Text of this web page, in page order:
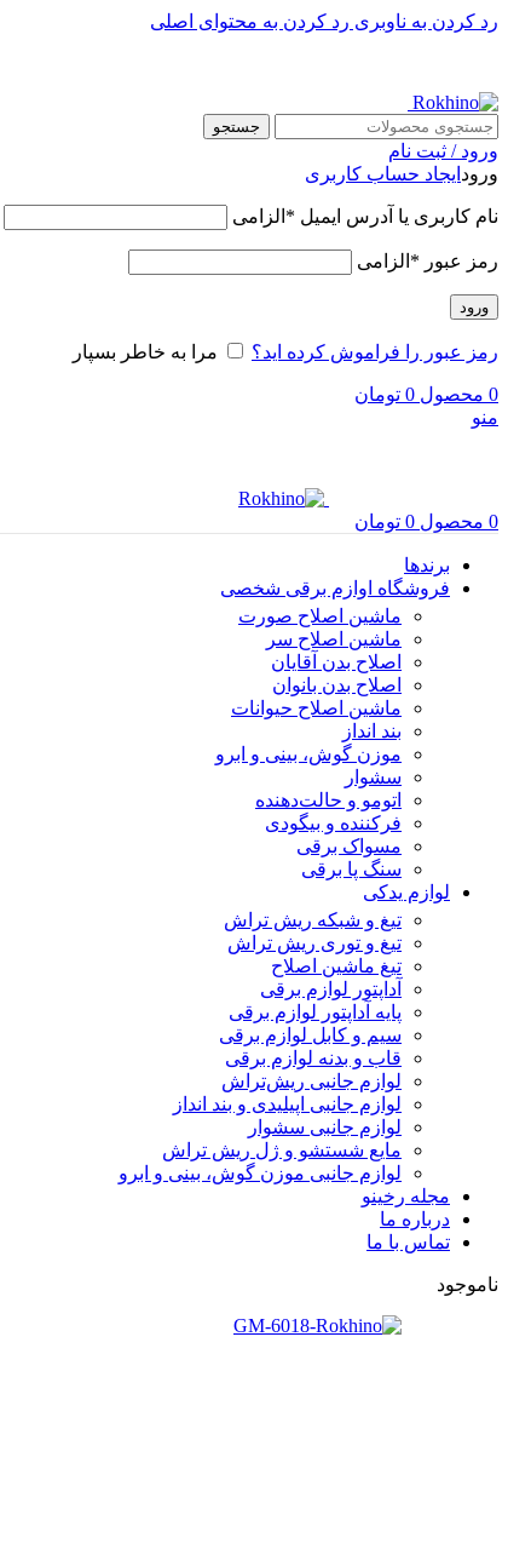
رد کردن به ناوبری رد کردن به محتوای اصلی
جستجو
ورود / ثبت نام
ورود ایجاد حساب کاربری
نام کاربری یا آدرس ایمیل * الزامی
رمز عبور * الزامی
ورود
رمز عبور را فراموش کرده اید؟ مرا به خاطر بسپار
0 محصول 0 تومان
منو
0 محصول 0 تومان
برندها
فروشگاه اوازم برقی شخصی
ماشین اصلاح صورت
ماشین اصلاح سر
اصلاح بدن آقایان
اصلاح بدن بانوان
ماشین اصلاح حیوانات
بند انداز
موزن گوش، بینی و ابرو
سشوار
اتومو و حالت‌دهنده
فرکننده و بیگودی
مسواک برقی
سنگ پا برقی
لوازم یدکی
تیغ و شبکه ریش تراش
تیغ و توری ریش تراش
تیغ ماشین اصلاح
آداپتور لوازم برقی
پایه آداپتور لوازم برقی
سیم و کابل لوازم برقی
قاب و بدنه لوازم برقی
لوازم جانبی ریش‌تراش
لوازم جانبی اپیلیدی و بند انداز
لوازم جانبی سشوار
مایع شستشو و ژل ریش تراش
لوازم جانبی موزن گوش، بینی و ابرو
مجله رخینو
درباره ما
تماس با ما
ناموجود